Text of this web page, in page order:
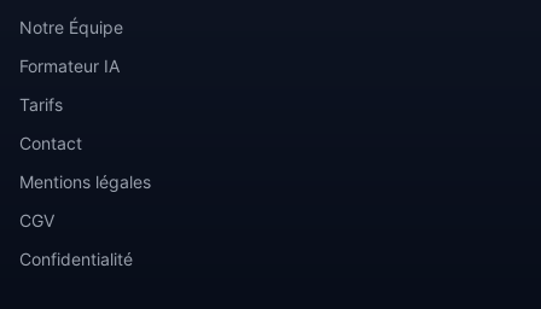
Notre Équipe
Formateur IA
Tarifs
Contact
Mentions légales
CGV
Confidentialité